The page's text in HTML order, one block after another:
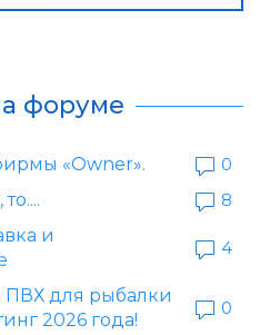
форуме
«Owner».
0
8
и
4
для рыбалки
2026 года!
0